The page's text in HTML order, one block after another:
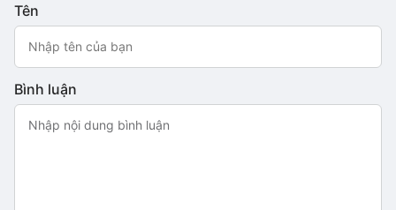
Tên
Bình luận